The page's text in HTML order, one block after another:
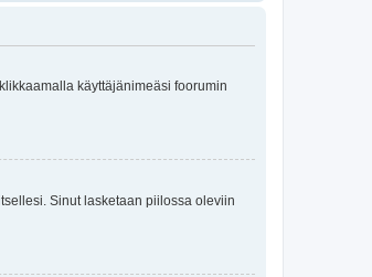
käyttäjänimeäsi foorumin
Sinut lasketaan piilossa oleviin